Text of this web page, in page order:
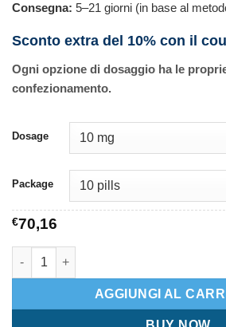
Consegna: 5–21 giorni (in base al
Sconto extra del 10% con il
Ogni opzione di dosaggio ha le
confezionamento.
Dosage
Package
€70,16
Celexa quantità
AGGIUNGI AL